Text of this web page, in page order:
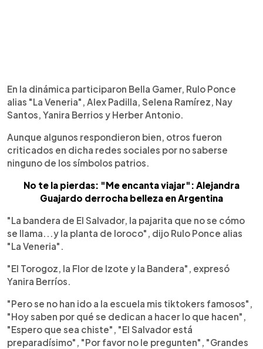
En la dinámica participaron Bella Gamer, Rulo Ponce
alias "La Veneria", Alex Padilla, Selena Ramírez, Nay
Santos, Yanira Berrios y Herber Antonio.
Aunque algunos respondieron bien, otros fueron
criticados en dicha redes sociales por no saberse
ninguno de los símbolos patrios.
No te la pierdas: "Me encanta viajar": Alejandra
Guajardo derrocha belleza en Argentina
"La bandera de El Salvador, la pajarita que no se cómo
se llama...y la planta de loroco", dijo Rulo Ponce alias
"La Veneria".
"El Torogoz, la Flor de Izote y la Bandera", expresó
Yanira Berríos.
"Pero se no han ido a la escuela mis tiktokers famosos",
"Hoy saben por qué se dedican a hacer lo que hacen",
"Espero que sea chiste", "El Salvador está
preparadísimo", "Por favor no le pregunten", "Grandes